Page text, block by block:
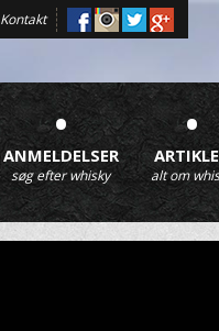
Kontakt
•
ANMELDELSER
søg efter whisky
•
alt om